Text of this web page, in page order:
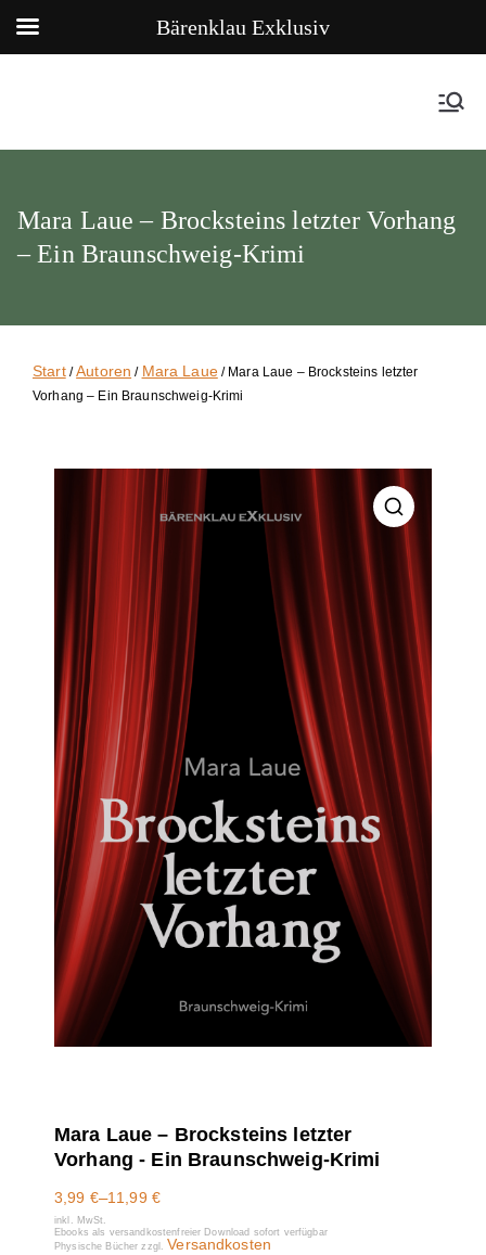
Mara Laue – Brocksteins letzter Vorhang
– Ein Braunschweig-Krimi
Start/Autoren / Mara Laue/ Mara Laue – Brocksteins letzter
Vorhang – Ein Braunschweig-Krimi
Mara Laue – Brocksteins letzter
Vorhang - Ein Braunschweig-Krimi
3,99 €–11,99 €
inkl. MwSt.
Ebooks als versandkostenfreier Download sofort verfügbar
Physische Bücher zzgl. Versandkosten
Bärenklau Exklusiv